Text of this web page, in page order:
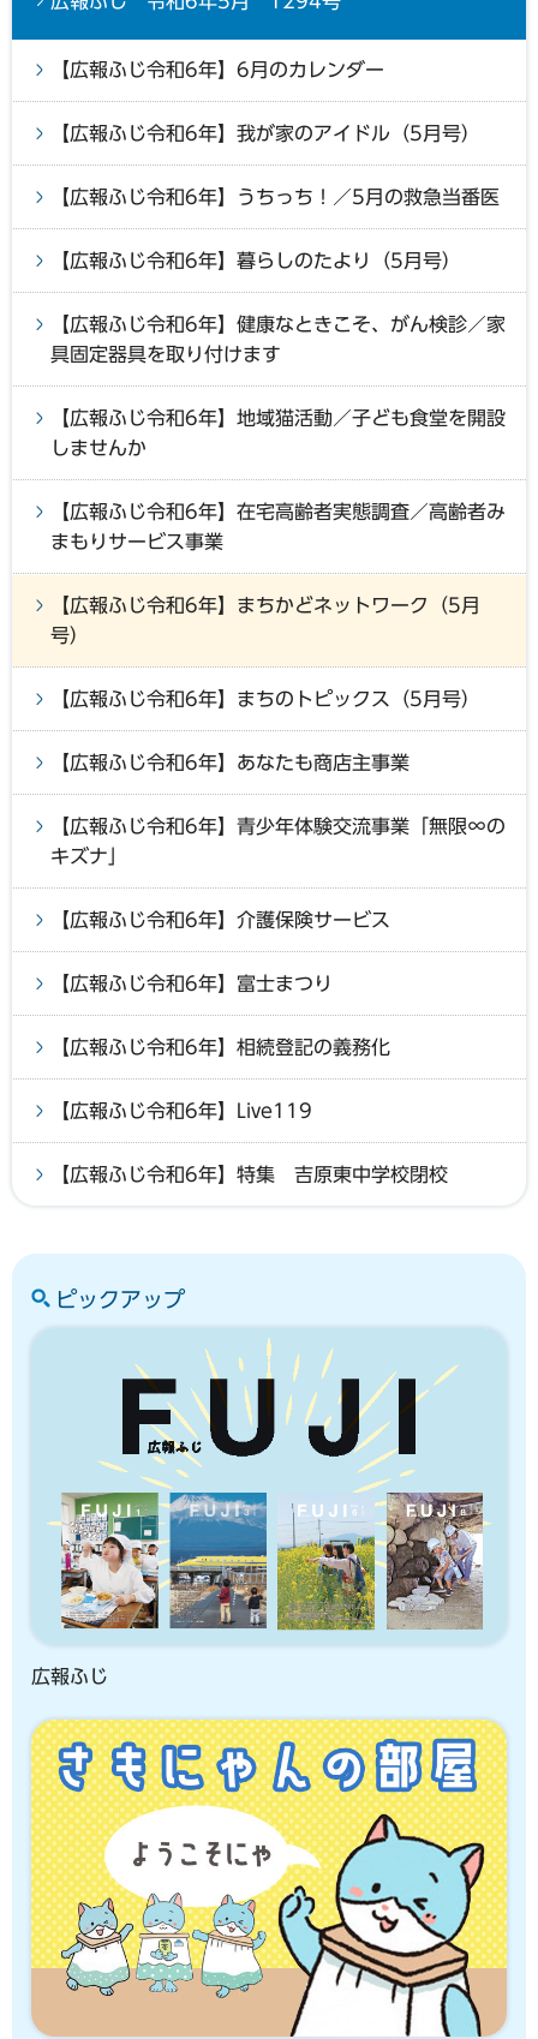
【広報ふじ令和6年】6月のカレンダー
【広報ふじ令和6年】我が家のアイドル（5月号）
【広報ふじ令和6年】うちっち！／5月の救急当番医
【広報ふじ令和6年】暮らしのたより（5月号）
【広報ふじ令和6年】健康なときこそ、がん検診／家
具固定器具を取り付けます
【広報ふじ令和6年】地域猫活動／子ども食堂を開設
しませんか
【広報ふじ令和6年】在宅高齢者実態調査／高齢者み
まもりサービス事業
【広報ふじ令和6年】まちかどネットワーク（5月
号）
【広報ふじ令和6年】まちのトピックス（5月号）
【広報ふじ令和6年】あなたも商店主事業
【広報ふじ令和6年】青少年体験交流事業「無限∞の
キズナ」
【広報ふじ令和6年】介護保険サービス
【広報ふじ令和6年】富士まつり
【広報ふじ令和6年】相続登記の義務化
【広報ふじ令和6年】Live119
【広報ふじ令和6年】特集 吉原東中学校閉校
ピックアップ
広報ふじ